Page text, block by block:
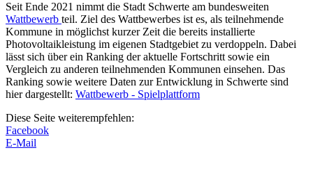
Seit Ende 2021 nimmt die Stadt Schwerte am bundesweiten
Wattbewerb teil. Ziel des Wattbewerbes ist es, als teilnehmende
Kommune in möglichst kurzer Zeit die bereits installierte
Photovoltaikleistung im eigenen Stadtgebiet zu verdoppeln. Dabei
lässt sich über ein Ranking der aktuelle Fortschritt sowie ein
Vergleich zu anderen teilnehmenden Kommunen einsehen. Das
Ranking sowie weitere Daten zur Entwicklung in Schwerte sind
hier dargestellt: Wattbewerb - Spielplattform
Diese Seite weiterempfehlen:
Facebook
E-Mail